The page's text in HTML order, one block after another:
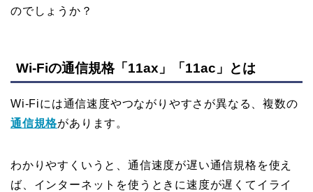
のでしょうか？
Wi-Fiの通信規格「11ax」「11ac」とは
Wi-Fiには通信速度やつながりやすさが異なる、複数の
通信規格があります。
わかりやすくいうと、通信速度が遅い通信規格を使え
ば、インターネットを使うときに速度が遅くてイライ